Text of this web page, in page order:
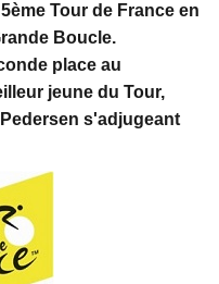
Tour de France en
Boucle.
place au
jeune du Tour,
s'adjugeant